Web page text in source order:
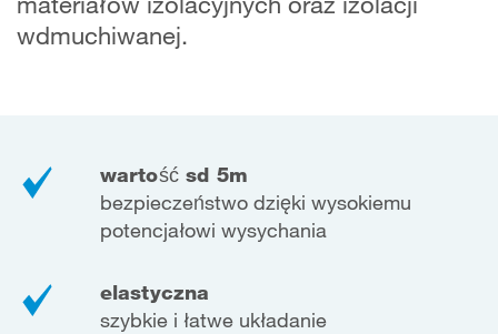
wdmuchiwanej.
wartość sd 5m
bezpieczeństwo dzięki wysokiemu
potencjałowi wysychania
elastyczna
szybkie i łatwe układanie